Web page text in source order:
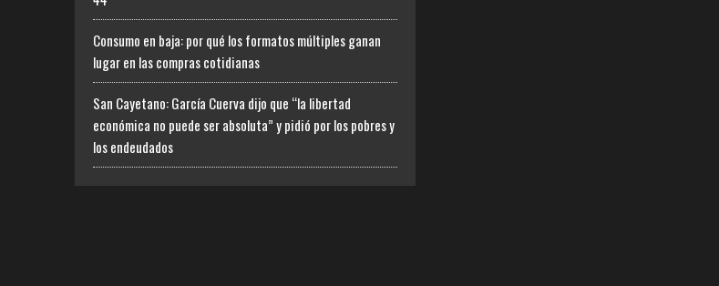
Consumo en baja: por qué los formatos múltiples ganan
lugar en las compras cotidianas
San Cayetano: García Cuerva dijo que “la libertad
económica no puede ser absoluta” y pidió por los pobres y
los endeudados